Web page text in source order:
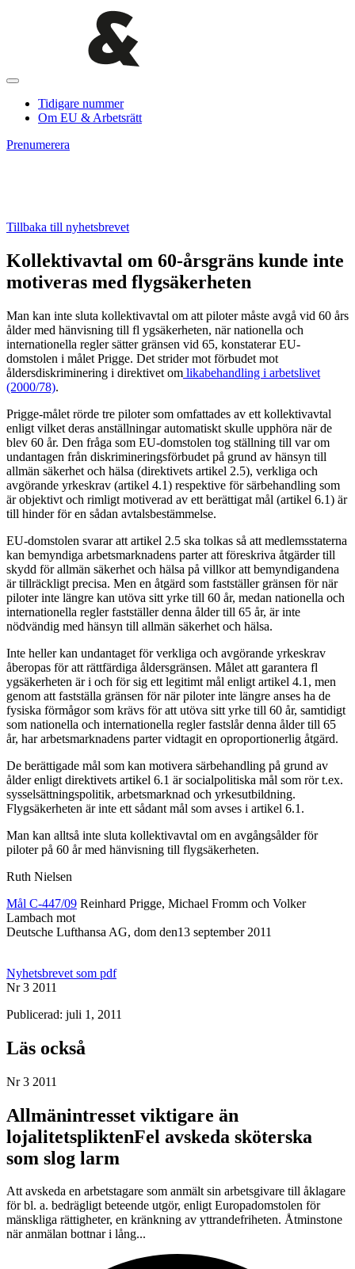
Tidigare nummer
Om EU & Arbetsrätt
Prenumerera
Tillbaka till nyhetsbrevet
Kollektivavtal om 60-årsgräns kunde inte
motiveras med flygsäkerheten
Man kan inte sluta kollektivavtal om att piloter måste avgå vid 60 års
ålder med hänvisning till fl ygsäkerheten, när nationella och
internationella regler sätter gränsen vid 65, konstaterar EU-
domstolen i målet Prigge. Det strider mot förbudet mot
åldersdiskriminering i direktivet om likabehandling i arbetslivet
(2000/78).
Prigge-målet rörde tre piloter som omfattades av ett kollektivavtal
enligt vilket deras anställningar automatiskt skulle upphöra när de
blev 60 år. Den fråga som EU-domstolen tog ställning till var om
undantagen från diskrimineringsförbudet på grund av hänsyn till
allmän säkerhet och hälsa (direktivets artikel 2.5), verkliga och
avgörande yrkeskrav (artikel 4.1) respektive för särbehandling som
är objektivt och rimligt motiverad av ett berättigat mål (artikel 6.1) är
till hinder för en sådan avtalsbestämmelse.
EU-domstolen svarar att artikel 2.5 ska tolkas så att medlemsstaterna
kan bemyndiga arbetsmarknadens parter att föreskriva åtgärder till
skydd för allmän säkerhet och hälsa på villkor att bemyndigandena
är tillräckligt precisa. Men en åtgärd som fastställer gränsen för när
piloter inte längre kan utöva sitt yrke till 60 år, medan nationella och
internationella regler fastställer denna ålder till 65 år, är inte
nödvändig med hänsyn till allmän säkerhet och hälsa.
Inte heller kan undantaget för verkliga och avgörande yrkeskrav
åberopas för att rättfärdiga åldersgränsen. Målet att garantera fl
ygsäkerheten är i och för sig ett legitimt mål enligt artikel 4.1, men
genom att fastställa gränsen för när piloter inte längre anses ha de
fysiska förmågor som krävs för att utöva sitt yrke till 60 år, samtidigt
som nationella och internationella regler fastslår denna ålder till 65
år, har arbetsmarknadens parter vidtagit en oproportionerlig åtgärd.
De berättigade mål som kan motivera särbehandling på grund av
ålder enligt direktivets artikel 6.1 är socialpolitiska mål som rör t.ex.
sysselsättningspolitik, arbetsmarknad och yrkesutbildning.
Flygsäkerheten är inte ett sådant mål som avses i artikel 6.1.
Man kan alltså inte sluta kollektivavtal om en avgångsålder för
piloter på 60 år med hänvisning till flygsäkerheten.
Ruth Nielsen
Mål C-447/09 Reinhard Prigge, Michael Fromm och Volker
Lambach mot
Deutsche Lufthansa AG, dom den13 september 2011
Nyhetsbrevet som pdf
Nr 3 2011
Publicerad: juli 1, 2011
Läs också
Nr 3 2011
Allmänintresset viktigare än
lojalitetspliktenFel avskeda sköterska
som slog larm
Att avskeda en arbetstagare som anmält sin arbetsgivare till åklagare
för bl. a. bedrägligt beteende utgör, enligt Europadomstolen för
mänskliga rättigheter, en kränkning av yttrandefriheten. Åtminstone
när anmälan bottnar i lång...